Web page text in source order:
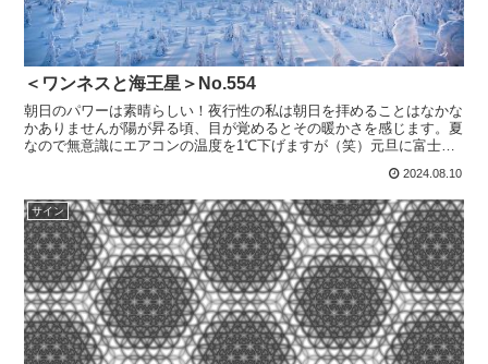
＜ワンネスと海王星＞No.554
朝日のパワーは素晴らしい！夜行性の私は朝日を拝めることはなかな
かありませんが陽が昇る頃、目が覚めるとその暖かさを感じます。夏
なので無意識にエアコンの温度を1℃下げますが（笑）元旦に富士山
2024.08.10
サイン